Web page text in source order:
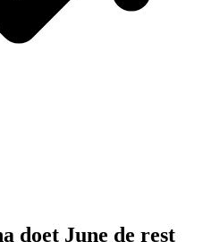
doet June de rest